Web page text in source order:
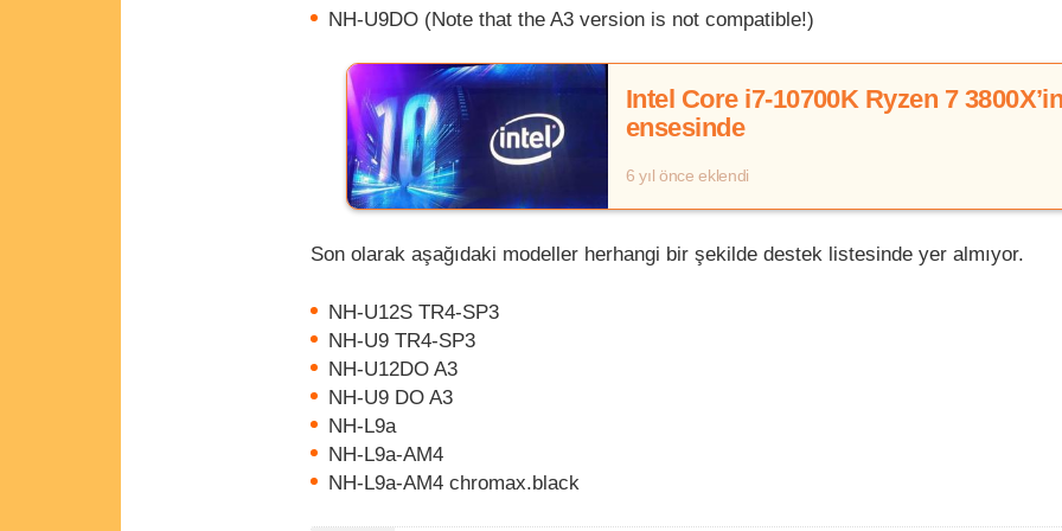
NH-U9DO (Note that the A3 version is not compatible!)
Intel Core i7-10700K Ryzen 7
ensesinde
6 yıl önce eklendi
Son olarak aşağıdaki modeller herhangi bir şekilde destek listesinde yer almıyor.
NH-U12S TR4-SP3
NH-U9 TR4-SP3
NH-U12DO A3
NH-U9 DO A3
NH-L9a
NH-L9a-AM4
NH-L9a-AM4 chromax.black